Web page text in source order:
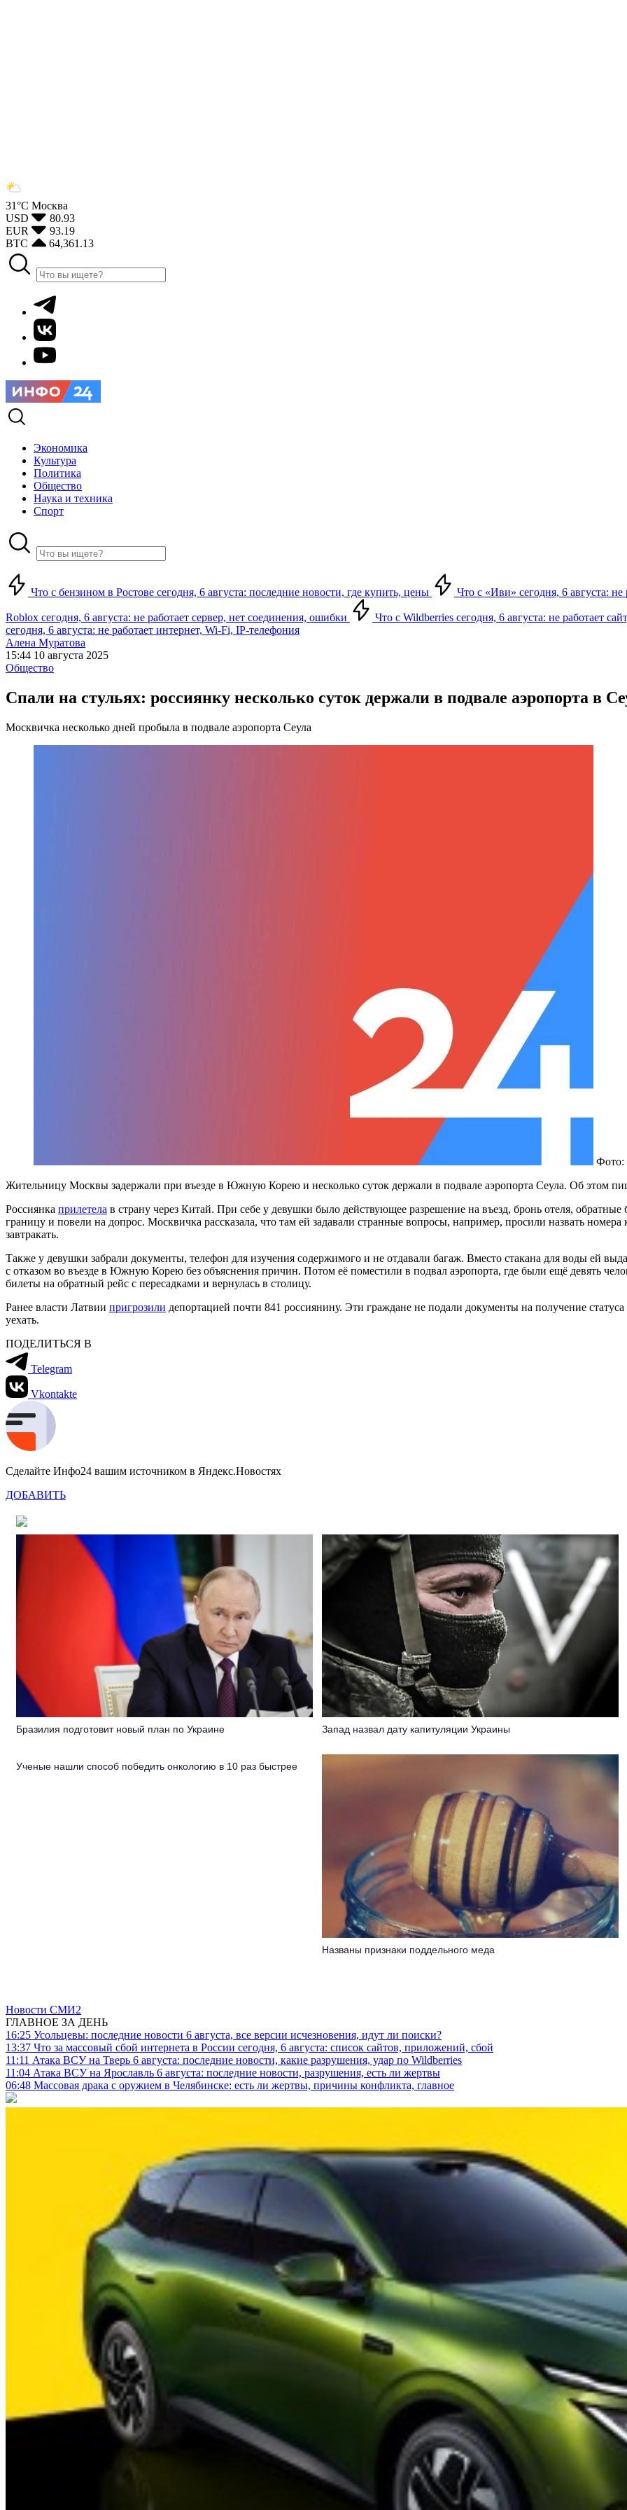
31°С Москва
USD
80.93
EUR
93.19
BTC
64,361.13
Экономика
Культура
Политика
Общество
Наука и техника
Спорт
Что с бензином в Ростове сегодня, 6 августа: последние новости, где купить, цены Что с «Иви» сегодня, 6 августа:
Roblox сегодня, 6 августа: не работает сервер, нет соединения, ошибки
Что с Wildberries сегодня, 6 августа: не работает
сегодня, 6 августа: не работает интернет, Wi-Fi, IP-телефония
Алена Муратова
15:44 10 августа 2025
Общество
Спали на стульях: россиянку несколько суток держали в подвале аэропорта в
Москвичка несколько дней пробыла в подвале аэропорта Сеула
Фото:
Жительницу Москвы задержали при въезде в Южную Корею и несколько суток держали в подвале аэропорта Сеула. Об этом
Россиянка прилетела в страну через Китай. При себе у девушки было действующее разрешение на въезд, бронь отеля,
границу и повели на допрос. Москвичка рассказала, что там ей задавали странные вопросы, например, просили назвать номера
завтракать.
Также у девушки забрали документы, телефон для изучения содержимого и не отдавали багаж. Вместо стакана для воды ей
с отказом во въезде в Южную Корею без объяснения причин. Потом её поместили в подвал аэропорта, где были ещё девять
билеты на обратный рейс с пересадками и вернулась в столицу.
Ранее власти Латвии пригрозили депортацией почти 841 россиянину. Эти граждане не подали документы на получение
уехать.
ПОДЕЛИТЬСЯ В
Telegram
Vkontakte
Сделайте Инфо24 вашим источником в Яндекс.Новостях
ДОБАВИТЬ
Бразилия подготовит новый план по Украине Запад назвал дату капитуляции Украины
Ученые нашли способ победить онкологию в 10 раз быстрее
Названы признаки поддельного меда
Новости СМИ2
ГЛАВНОЕ ЗА ДЕНЬ
16:25 Усольцевы: последние новости 6 августа, все версии исчезновения, идут ли поиски?
13:37 Что за массовый сбой интернета в России сегодня, 6 августа: список сайтов, приложений, сбой
11:11 Атака ВСУ на Тверь 6 августа: последние новости, какие разрушения, удар по Wildberries
11:04 Атака ВСУ на Ярославль 6 августа: последние новости, разрушения, есть ли жертвы
06:48 Массовая драка с оружием в Челябинске: есть ли жертвы, причины конфликта, главное